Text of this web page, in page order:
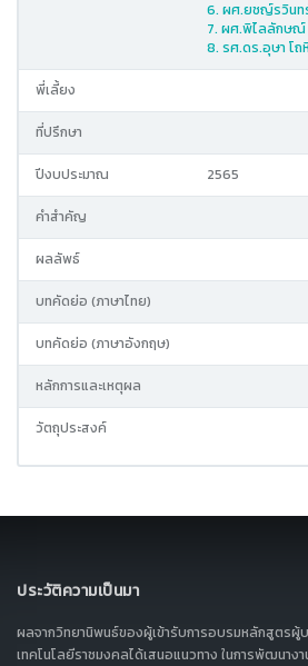
6. ผศ.ยชญ์รวินท
7. ผศ.พิไลลักษณ์
8. รศ.ดร.อุษา โถ
พี่เลี้ยง
ที่ปรึกษา
ปีงบประมาณ 2565
คำสำคัญ
ผลลัพธ์
บทคัดย่อ (ภาษาไทย)
บทคัดย่อ (ภาษาอังกฤษ)
หลักการและเหตุผล
วัตถุประสงค์
ประวัติความเป็นมา
ผลจากวิทยานิพนธ์ของผู้เข้ารับการอบรมหลักสูตรผู้
เทคโนโลยีราชมงคลได้เสนอแนวทาง ในการพัฒนาง